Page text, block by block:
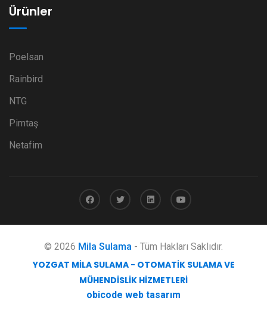
Ürünler
Poelsan
Rainbird
NTG
Pimtaş
Netafim
© 2026 Mila Sulama - Tüm Hakları Saklıdır.
YOZGAT MILA SULAMA - OTOMATIK SULAMA VE
MÜHENDISLIK HIZMETLERI
obicode web tasarım